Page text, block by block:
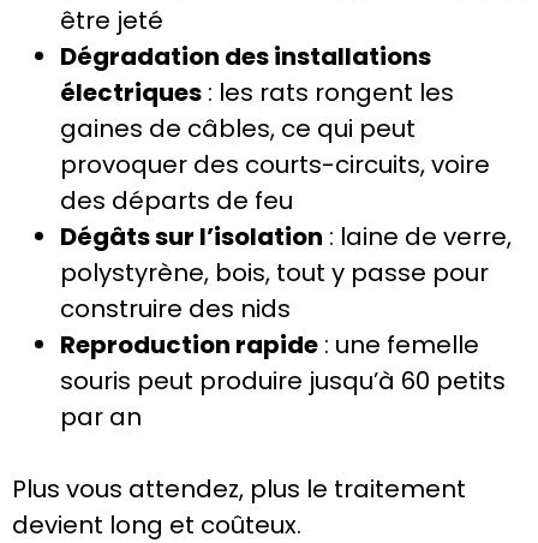
être jeté
Dégradation des installations
électriques : les rats rongent les
gaines de câbles, ce qui peut
provoquer des courts-circuits, voire
des départs de feu
Dégâts sur l’isolation : laine de verre,
polystyrène, bois, tout y passe pour
construire des nids
Reproduction rapide : une femelle
souris peut produire jusqu’à 60 petits
par an
Plus vous attendez, plus le traitement
devient long et coûteux.